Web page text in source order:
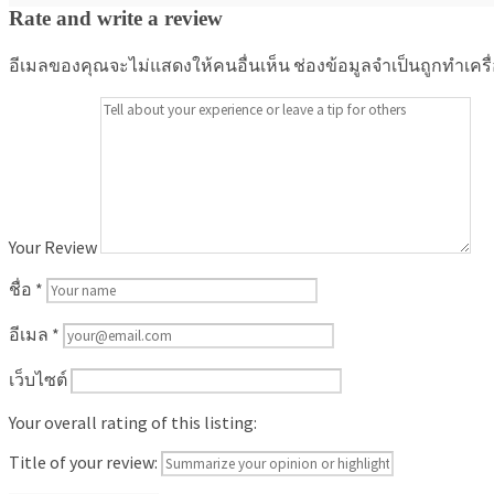
Rate and write a review
อีเมลของคุณจะไม่แสดงให้คนอื่นเห็น ช่องข้อมูลจำเป็นถูกทำเค
Your Review
ชื่อ *
อีเมล *
เว็บไซต์
Your overall rating of this listing:
Title of your review: